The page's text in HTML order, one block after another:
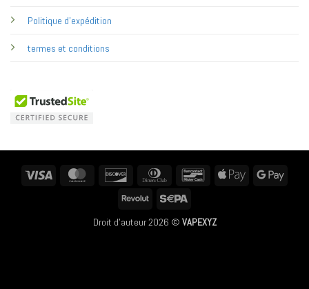
Politique d'expédition
termes et conditions
MasterCard Discover
Dinners
BancontactApple
Revolut
Droit d'auteur 2026 © VAPEXYZ